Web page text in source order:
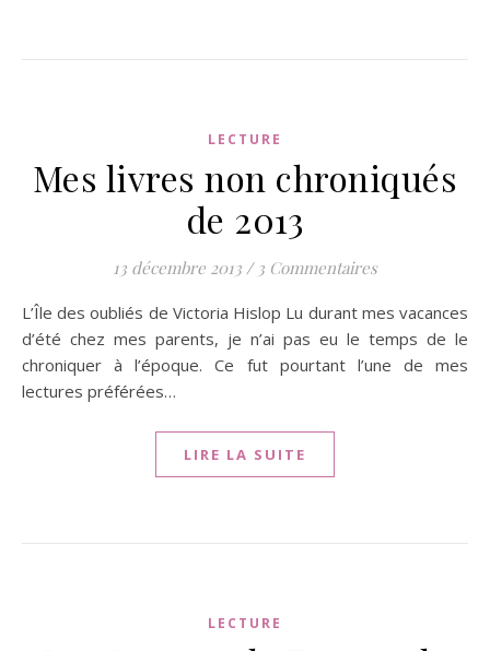
LECTURE
Mes livres non chroniqués
de 2013
13 décembre 2013 / 3 Commentaires
L’Île des oubliés de Victoria Hislop Lu durant mes vacances
d’été chez mes parents, je n’ai pas eu le temps de le
chroniquer à l’époque. Ce fut pourtant l’une de mes
lectures préférées…
LIRE LA SUITE
LECTURE